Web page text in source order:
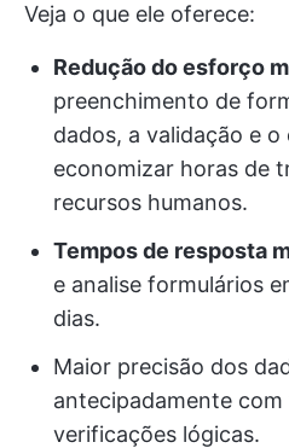
Veja o que ele oferece:
Redução do esforço
preenchimento de
dados, a validação e
economizar horas de
recursos humanos.
Tempos de resposta
e analise formulários
dias.
Maior precisão dos
antecipadamente
verificações lógicas.